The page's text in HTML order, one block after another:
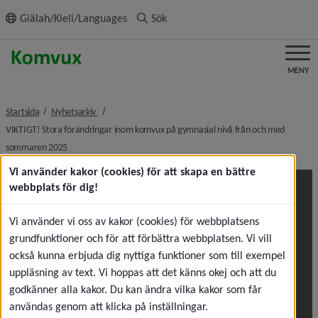
innehållet
Giälah/Kieli/Languages Sök
MENY
Startsida Nyhetsarkiv
nivå i brödsmulenavigeringen
VIKTIGT! Stora förändringar inom komvux på gymnasial nivå från och med
sommaren 2025
Vi använder kakor (cookies) för att skapa en bättre
webbplats för dig!
Vi använder vi oss av kakor (cookies) för webbplatsens
grundfunktioner och för att förbättra webbplatsen. Vi vill
också kunna erbjuda dig nyttiga funktioner som till exempel
uppläsning av text. Vi hoppas att det känns okej och att du
godkänner alla kakor. Du kan ändra vilka kakor som får
användas genom att klicka på inställningar.